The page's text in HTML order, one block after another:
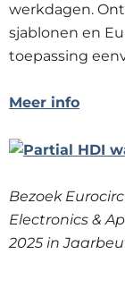
werkdagen.
sjablonen en
toepassing
Meer info
Bezoek
Electronics &
2025 in